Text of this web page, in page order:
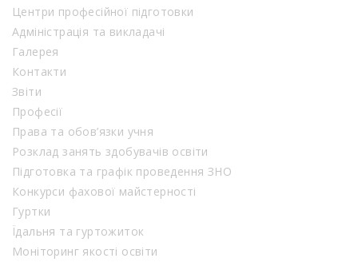
Центри професійної підготовки
Адміністрація та викладачі
Галерея
Контакти
Звіти
Професії
Права та обов’язки учня
Розклад занять здобувачів освіти
Підготовка та графік проведення ЗНО
Конкурси фахової майстерності
Гуртки
Їдальня та гуртожиток
Моніторинг якості освіти